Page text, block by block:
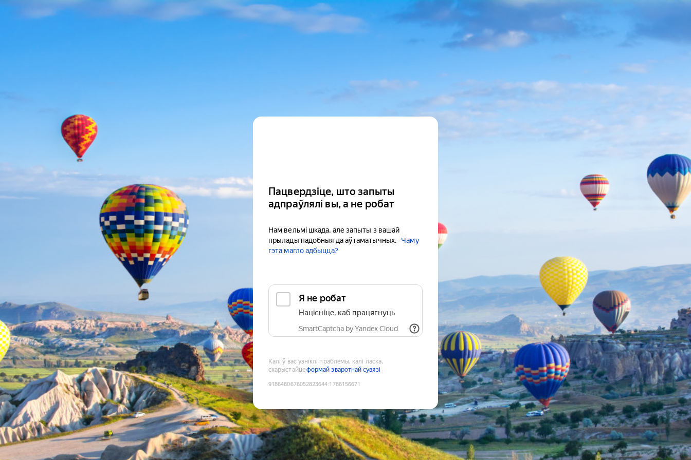
Пацвердзіце, што запыты
адпраўлялі вы, а не робат
Нам вельмі шкада, але запыты з вашай
прылады падобныя да аўтаматычных.
Чаму
гэта магло адбыцца?
Я не робат
Націсніце, каб працягнуць
SmartCaptcha by Yandex Cloud
Калі ў вас узніклі праблемы, калі ласка,
скарыстайцеформай зваротнай сувязі
9186480676052823644:1786156671